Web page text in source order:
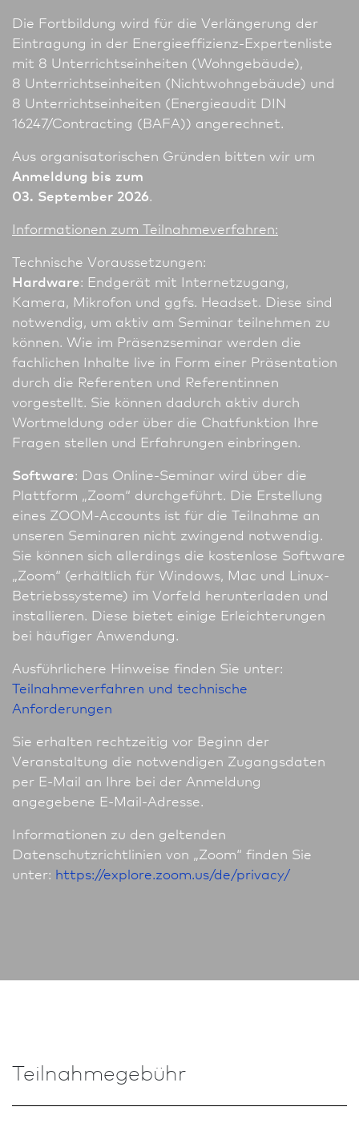
Die Fortbildung wird für die Verlängerung der
Eintragung in der Energieeffizienz-Expertenliste
mit 8 Unter­richts­einheiten (Wohngebäude),
8 Unter­richts­einheiten (Nichtwohngebäude) und
8 Unter­richts­einheiten (Energieaudit DIN
16247/Contracting (BAFA)) angerechnet.
Aus organisatorischen Gründen bitten wir um
Anmeldung bis zum
03. September 2026.
In­for­ma­tio­nen zum Teilnahmeverfahren:
Technische Voraussetzungen:
Hardware: Endgerät mit Internetzugang,
Kamera, Mikrofon und ggfs. Headset. Diese sind
notwendig, um aktiv am Seminar teil­nehmen zu
können. Wie im Präsenzseminar werden die
fachlichen Inhalte live in Form einer Präsentation
durch die Referenten und Referentinnen
vorgestellt. Sie können dadurch aktiv durch
Wortmeldung oder über die Chatfunktion Ihre
Fragen stellen und Erfahrungen einbringen.
Software: Das Online-Seminar wird über die
Plattform „Zoom“ durchgeführt. Die Erstellung
eines ZOOM-Accounts ist für die Teilnahme an
unseren Seminaren nicht zwingend notwendig.
Sie können sich allerdings die kostenlose Software
„Zoom“ (erhältlich für Windows, Mac und Linux-
Betriebssysteme) im Vorfeld herunterladen und
installieren. Diese bietet einige Erleichterungen
bei häufiger Anwendung.
Ausführlichere Hinweise finden Sie unter:
Teilnahmeverfahren und technische
Anforderungen
Sie erhalten rechtzeitig vor Beginn der
Veranstaltung die notwendigen Zugangsdaten
per E-Mail an Ihre bei der Anmeldung
angegebene E-Mail-Adresse.
In­for­ma­tio­nen zu den geltenden
Datenschutzrichtlinien von „Zoom“ finden Sie
unter: https://explore.zoom.us/de/privacy/
Teilnahmegebühr